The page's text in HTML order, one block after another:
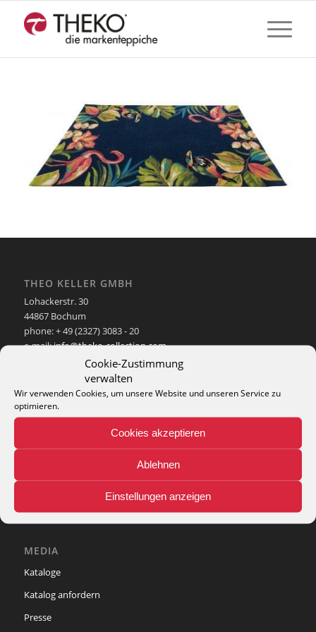
Cookie-Zustimmung
verwalten
Wir verwenden Cookies, um unsere Website und unseren Service zu
optimieren.
Cookies akzeptieren
Ablehnen
Einstellungen anzeigen
THEO KELLER GMBH
Lohackerstr. 30
44867 Bochum
phone: + 49 (2327) 3083 - 20
e-mail:info@theko-collection.com
MEDIA
Kataloge
Katalog anfordern
Presse